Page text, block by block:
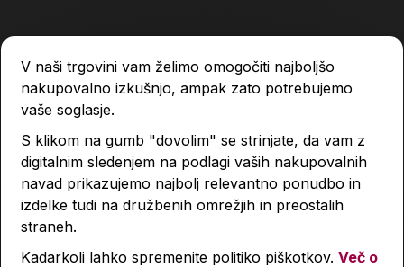
Podobni izdelki
V naši trgovini vam želimo omogočiti najboljšo
nakupovalno izkušnjo, ampak zato potrebujemo
vaše soglasje.
S klikom na gumb "dovolim" se strinjate, da vam z
digitalnim sledenjem na podlagi vaših nakupovalnih
navad prikazujemo najbolj relevantno ponudbo in
izdelke tudi na družbenih omrežjih in preostalih
straneh.
Kadarkoli lahko spremenite politiko piškotkov. Več o